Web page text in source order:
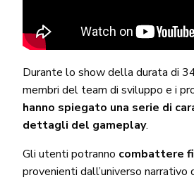
Durante lo show della durata di
membri del team di sviluppo e i
hanno spiegato una serie di
dettagli del gameplay.
Gli utenti potranno combattere
provenienti dall’universo